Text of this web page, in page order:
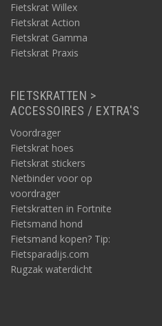
Fietskrat Willex
Fietskrat Action
Fietskrat Gamma
Fietskrat Praxis
FIETSKRATTEN >
ACCESSOIRES / EXTRA'S
Voordrager
Fietskrat hoes
Fietskrat stickers
Netbinder voor op
voordrager
Fietskratten in Fortnite
Fietsmand hond
Fietsmand kopen? Tip:
Fietsparadijs.com
Rugzak waterdicht